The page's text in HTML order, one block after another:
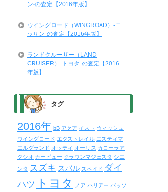
ン-の査定【2016年版】
ウイングロード（WINGROAD）-ニ
ッサン-の査定【2016年版】
ランドクルーザー（LAND
CRUISER）-トヨタ-の査定【2016
年版】
タグ
2016年 bB アクア イスト ウィッシュ
ウイングロード エクストレイル エスティマ
エルグランド オッティ オーリス カローラア
クシオ カービュー クラウンマジェスタ シエ
ンタ スズキ スバル スペイド ダイ
ハツ
トヨタ ノア ハリアー パッソ